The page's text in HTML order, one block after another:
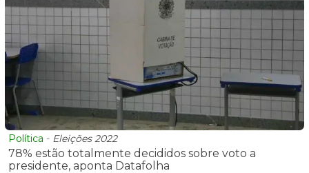
Política - Eleições 2022
78% estão totalmente decididos sobre voto a
presidente, aponta Datafolha